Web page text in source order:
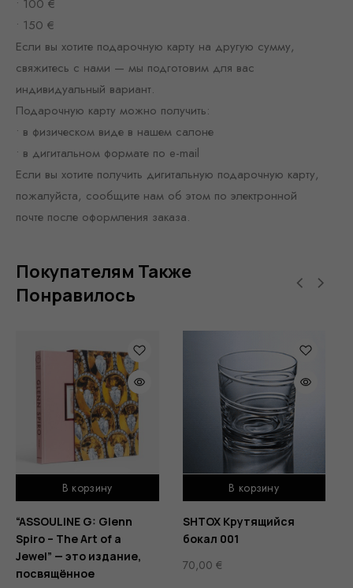
• 100 €
• 150 €
Если вы хотите подарочную карту на другую сумму,
свяжитесь с нами — мы подготовим для вас
индивидуальный вариант.
Подарочную карту можно получить:
• в физическом виде в нашем салоне
• в дигитальном формате по e-mail
Если вы хотите получить дигитальную подарочную карту,
пожалуйста, сообщите нам об этом по электронной
почте после оформления заказа.
Покупателям Также
Понравилось
В корзину
“ASSOULINE G: Glenn
Spiro – The Art of a
Jewel” — это издание,
посвящённое
В корзину
SHTOX Крутящийся
бокал 001
70,00 €